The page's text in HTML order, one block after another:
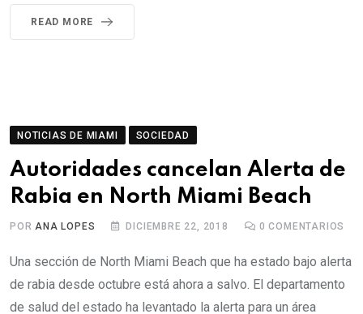
READ MORE
NOTICIAS DE MIAMI SOCIEDAD
Autoridades cancelan Alerta de
Rabia en North Miami Beach
PORANA LOPES DICIEMBRE 22, 2018 0 COMENTARIOS
Una sección de North Miami Beach que ha estado bajo alerta
de rabia desde octubre está ahora a salvo. El departamento
de salud del estado ha levantado la alerta para un área